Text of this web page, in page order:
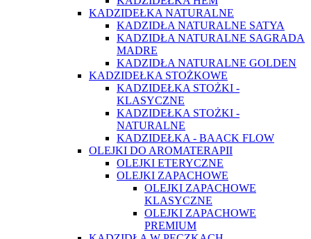
KADZIDEŁKA NATURALNE
KADZIDŁA NATURALNE SATYA
KADZIDŁA NATURALNE SAGRADA
MADRE
KADZIDŁA NATURALNE GOLDEN
KADZIDEŁKA STOŻKOWE
KADZIDEŁKA STOŻKI -
KLASYCZNE
KADZIDEŁKA STOŻKI -
NATURALNE
KADZIDEŁKA - BAACK FLOW
OLEJKI DO AROMATERAPII
OLEJKI ETERYCZNE
OLEJKI ZAPACHOWE
OLEJKI ZAPACHOWE
KLASYCZNE
OLEJKI ZAPACHOWE
PREMIUM